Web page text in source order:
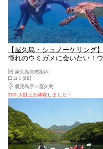
【屋久島・シュノーケリング】
憧れのウミガメに会いたい！ウ
ツアー！（3時間）
屋久島自然案内
口コミ(98)
鹿児島県
屋久島
300 人以上が体験しました！